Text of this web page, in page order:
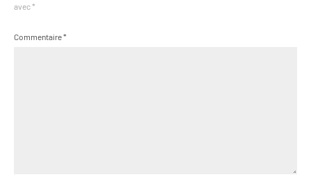
avec *
Commentaire*